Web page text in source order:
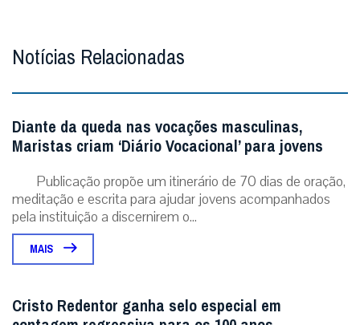
Notícias Relacionadas
Diante da queda nas vocações masculinas,
Maristas criam ‘Diário Vocacional’ para jovens
Publicação propõe um itinerário de 70 dias de oração,
meditação e escrita para ajudar jovens acompanhados
pela instituição a discernirem o...
MAIS
Cristo Redentor ganha selo especial em